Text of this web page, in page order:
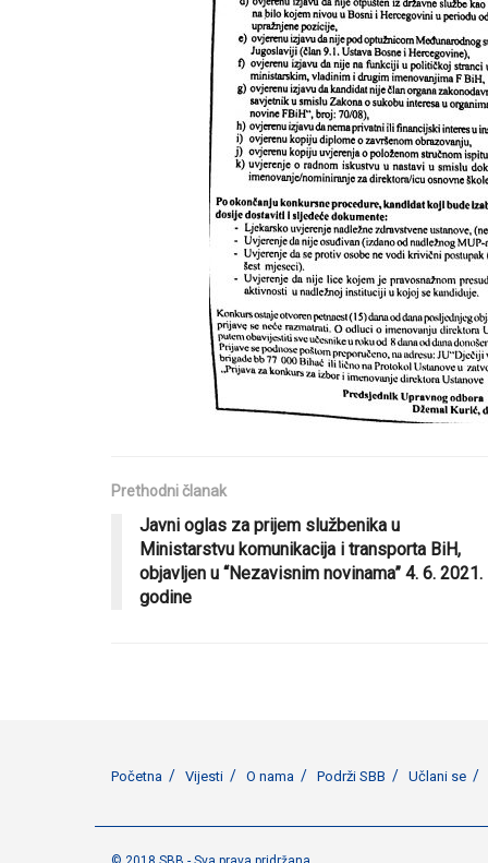
Prethodni članak
Javni oglas za prijem službenika u
Ministarstvu komunikacija i transporta BiH,
objavljen u “Nezavisnim novinama” 4. 6. 2021.
godine
Početna Vijesti O nama Podrži SBB Učlani se